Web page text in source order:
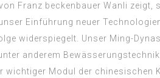
Franz beckenbauer Wanli
Einführung neuer
widerspiegelt. Unser Ming-
anderem
wichtiger Modul der